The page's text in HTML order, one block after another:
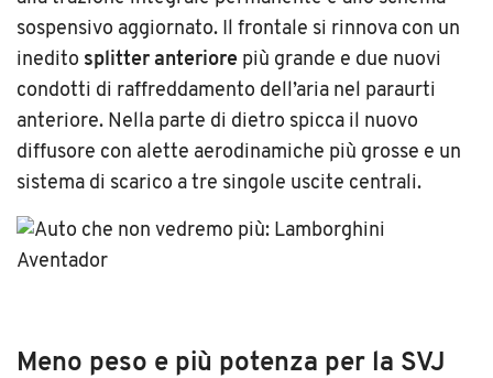
sospensivo aggiornato. Il frontale si rinnova con un
inedito splitter anteriore più grande e due nuovi
condotti di raffreddamento dell’aria nel paraurti
anteriore. Nella parte di dietro spicca il nuovo
diffusore con alette aerodinamiche più grosse e un
sistema di scarico a tre singole uscite centrali.
Meno peso e più potenza per la SVJ